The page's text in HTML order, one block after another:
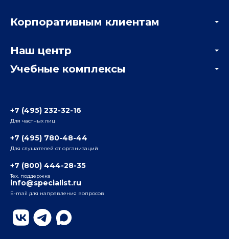
Учебные комплексы
Радио
ул. Радио, д.24, корпус 1, 2-й подъезд, 2-й этаж
ул. Воронцовская, д. 35Б, корп.2, 5-й этаж
Бауманский
ул. Бауманская, д. 6, стр. 2, бизнес-центр «Виктория
Плаза», 4-й этаж
Мастер-классы и вебинары
Корпоративным клиентам
Отзывы компаний
Наш центр
Информация о центре
+7 (495) 232-32-16
Для частных лиц
+7 (495) 780-48-44
Для слушателей от организаций
+7 (800) 444-28-35
Тех. поддержка
info@specialist.ru
E-mail для направления вопросов